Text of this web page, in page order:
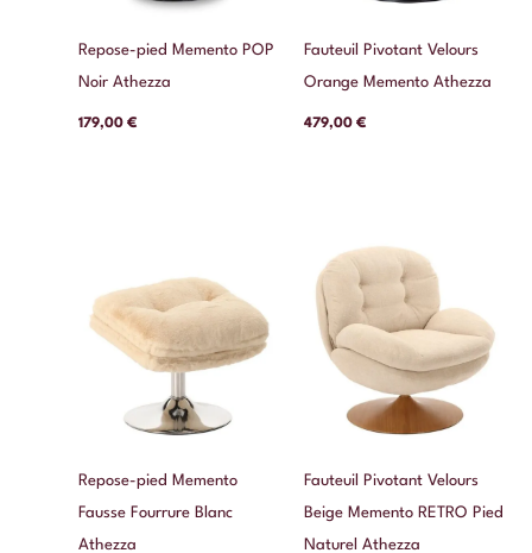
Repose-pied Memento POP
Noir Athezza
179,00€
Fauteuil Pivotant Velours
Orange Memento Athezza
479,00 €
Repose-pied Memento
Fausse Fourrure Blanc
Athezza
Fauteuil Pivotant Velours
Beige Memento RETRO Pied
Naturel Athezza